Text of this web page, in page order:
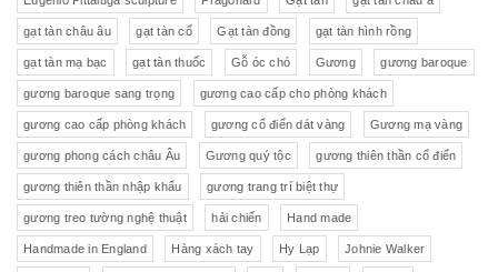
gạt tàn châu âu gạt tàn cổ Gạt tàn đồng gạt tàn hình rồng
gạt tàn mạ bạc gạt tàn thuốc Gỗ óc chó Gương gương baroque
gương baroque sang trọng gương cao cấp cho phòng khách
gương cao cấp phòng khách gương cổ điển dát vàng Gương mạ vàng
gương phong cách châu Âu Gương quý tộc gương thiên thần cổ điển
gương thiên thần nhập khẩu gương trang trí biệt thự
gương treo tường nghệ thuật hải chiến Hand made
Handmade in England Hàng xách tay Hy Lạp Johnie Walker